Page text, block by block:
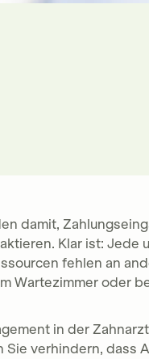
damit,
Klar ist: Jede
fehlen an
Wartezimmer oder
in der
Sie verhindern, dass